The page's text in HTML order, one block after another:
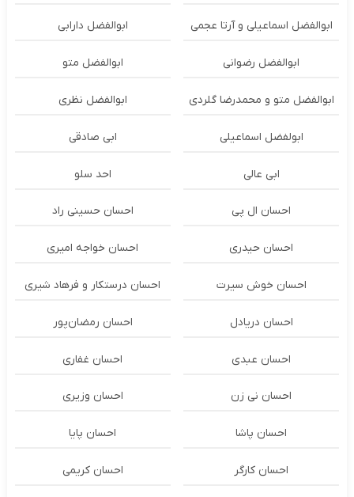
ابوالفضل اسماعیلی و آرتا عجمی ابوالفضل دارابی
ابوالفضل رضوانی ابوالفضل متو
ابوالفضل متو و محمدرضا گلردی ابوالفضل نظری
ابولفضل اسماعیلی ابی صادقی
ابی عالی احد سلو
احسان ال پی احسان حسینی راد
احسان حیدری احسان خواجه امیری
احسان خوش سیرت احسان درستكار و فرهاد شيرى
احسان دریادل احسان رمضان‌پور
احسان عبدی احسان غفاری
احسان نی زن احسان وزیری
احسان پاشا احسان پایا
احسان کارگر احسان کریمی